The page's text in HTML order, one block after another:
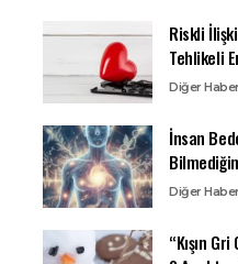
Riskli
Tehlikeli
Diğer
İnsan
Diğer
“Kışın